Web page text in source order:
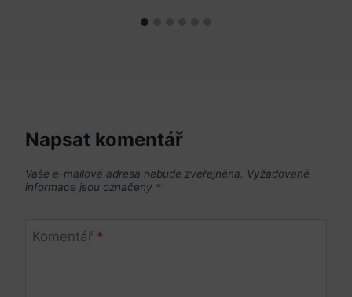
Napsat komentář
Vaše e-mailová adresa nebude zveřejněna. Vyžadované
informace jsou označeny *
Komentář *